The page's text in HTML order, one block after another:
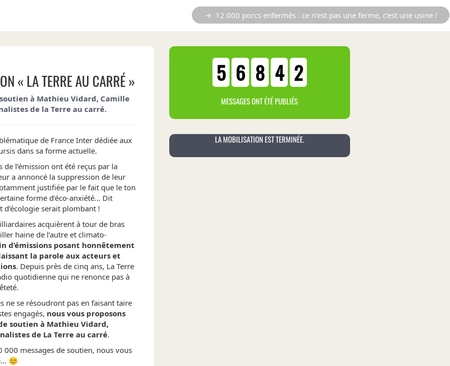
→ 12 000 porcs enfermés : ce n’est pas une ferme, c’est une usine !
« LA TERRE AU CARRÉ »
à Mathieu Vidard, Camille
de la Terre au carré.
de France Inter dédiée aux
dans sa forme actuelle.
l’émission ont été reçus par la
a annoncé la suppression de leur
justifiée par le fait que le ton
forme d’éco-anxiété… Dit
serait plombant !
acquièrent à tour de bras
haine de l’autre et climato-
d’émissions posant honnêtement
la parole aux acteurs et
. Depuis près de cinq ans, La Terre
quotidienne qui ne renonce pas à
ne se résoudront pas en faisant taire
engagés, nous vous proposons
soutien à Mathieu Vidard,
de La Terre au carré.
000 messages de soutien, nous vous
😊
5 6 8 4 2
MESSAGES ONT ÉTÉ PUBLIÉS
LA MOBILISATION EST TERMINÉE.